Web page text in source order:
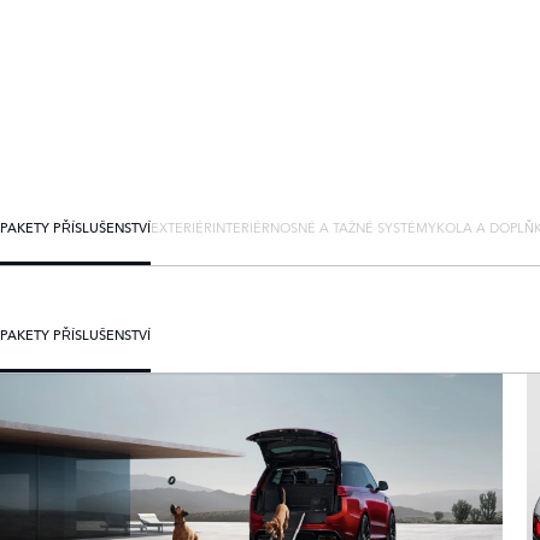
PAKETY PŘÍSLUŠENSTVÍEXTERIÉRINTERIÉRNOSNÉ A TAŽNÉ SYSTÉMYKOLA A
PAKETY PŘÍSLUŠENSTVÍ